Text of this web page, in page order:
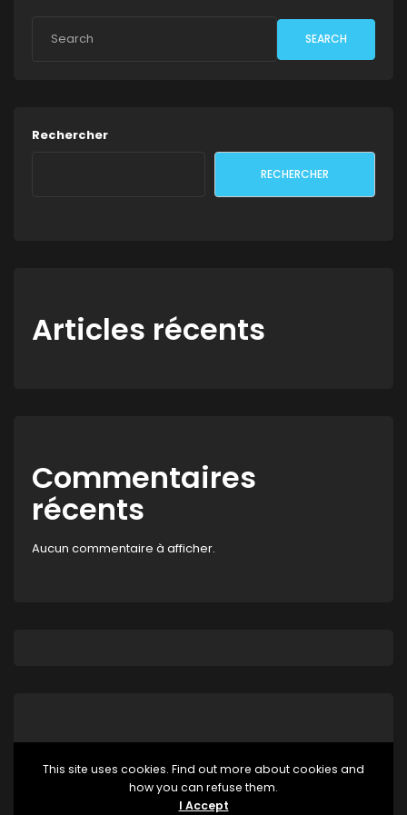
SEARCH
Rechercher
RECHERCHER
Articles récents
Commentaires
récents
Aucun commentaire à afficher.
This site uses cookies. Find out more about cookies and
how you can refuse them.
I Accept